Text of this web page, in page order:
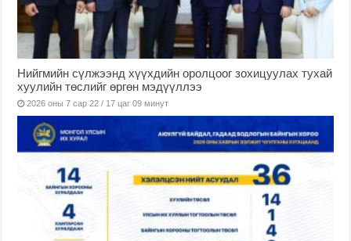
Нийгмийн сүлжээнд хүүхдийн оролцоог зохицуулах тухай
хуулийн төслийг өргөн мэдүүллээ
2026 оны 7 сар 22 / 17 цаг 09 минут